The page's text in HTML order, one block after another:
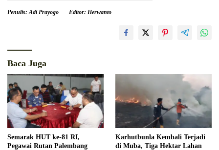
Penulis: Adi Prayogo Editor: Herwanto
Baca Juga
Semarak HUT ke-81 RI,
Pegawai Rutan Palembang
Karhutbunla Kembali Terjadi
di Muba, Tiga Hektar Lahan